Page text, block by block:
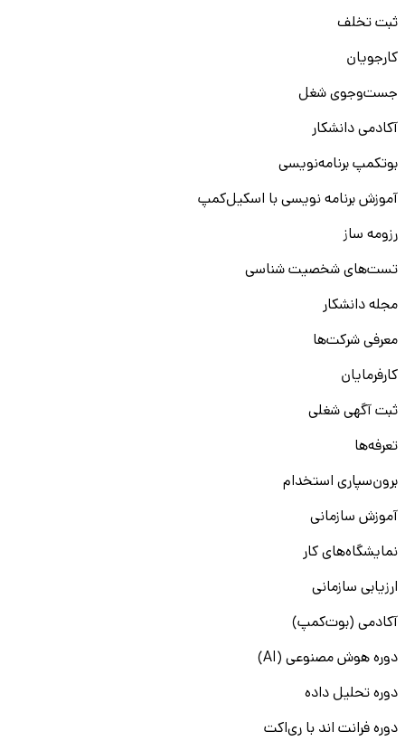
ثبت تخلف
کارجویان
جست‌و‌جوی شغل
آکادمی دانشکار
بوتکمپ برنامه‌نویسی
آموزش برنامه نویسی با اسکیل‌کمپ
رزومه ساز
تست‌های شخصیت شناسی
مجله دانشکار
معرفی شرکت‌ها
کارفرمایان
ثبت آگهی شغلی
تعرفه‌ها
برون‌سپاری استخدام
آموزش سازمانی
نمایشگاه‌های کار
ارزیابی سازمانی
آکادمی (بوت‌کمپ)
دوره هوش مصنوعی (AI)
دوره تحلیل داده
دوره فرانت اند با ری‌اکت